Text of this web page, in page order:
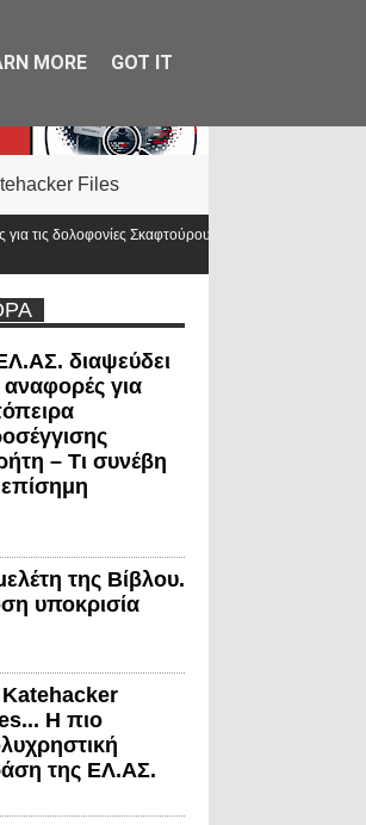
Files
Ρουμπέτη,
Απορρίφθηκε εκπαιδευτική
διαψεύδει
αναφορές για
– Τι συνέβη
της Βίβλου.
υποκρισία
Η πιο
της ΕΛ.ΑΣ.
MORE GOT IT